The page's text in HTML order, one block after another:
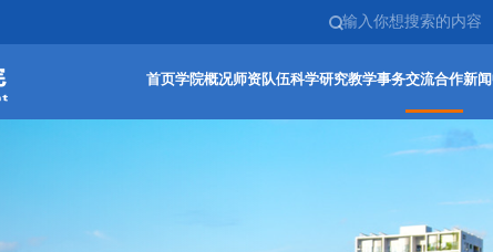
首页学院概况师资队伍科学研究教学事务交流合作新